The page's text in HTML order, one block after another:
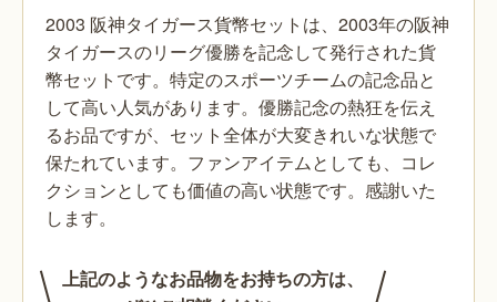
2003 阪神タイガース貨幣セットは、2003年の阪神
タイガースのリーグ優勝を記念して発行された貨
幣セットです。特定のスポーツチームの記念品と
して高い人気があります。優勝記念の熱狂を伝え
るお品ですが、セット全体が大変きれいな状態で
保たれています。ファンアイテムとしても、コレ
クションとしても価値の高い状態です。感謝いた
します。
上記のようなお品物をお持ちの方は、